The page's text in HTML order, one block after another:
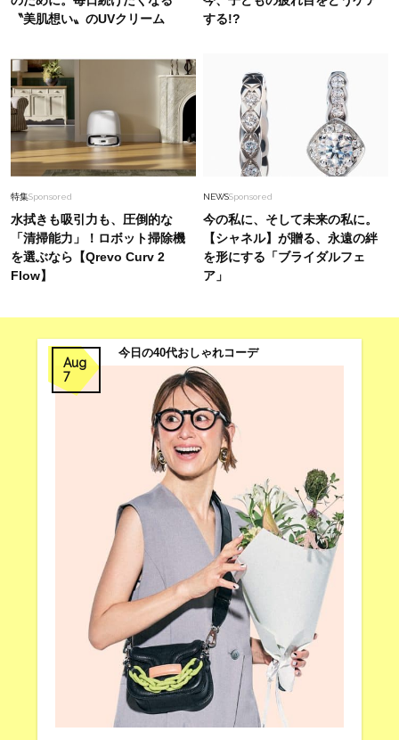
〝美肌想い〟のUVクリーム
する!?
特集Sponsored
水拭きも吸引力も、圧倒的な
「清掃能力」！ロボット掃除機
を選ぶなら【Qrevo Curv 2
Flow】
NEWSSponsored
今の私に、そして未来の私に。
【シャネル】が贈る、永遠の絆
を形にする「ブライダルフェ
ア」
Aug
7
今日の40代おしゃれコーデ